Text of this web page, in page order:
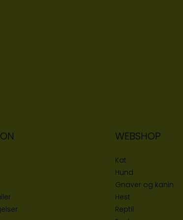
WEBSHOP
Kat
Hund
Gnaver og kanin
Hest
Reptil